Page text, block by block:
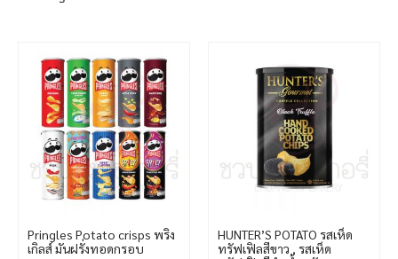
Pringles Potato crisps พริง
เกิลส์ มันฝรั่งทอดกรอบ
HUNTER’S POTATO รสเห็ด
ทรัฟเฟิลสีขาว , รสเห็ด